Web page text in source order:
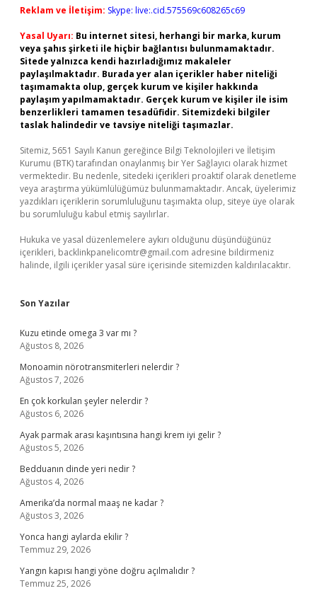
Reklam ve İletişim: Skype: live:.cid.575569c608265c69
Yasal Uyarı: Bu internet sitesi, herhangi bir marka, kurum
veya şahıs şirketi ile hiçbir bağlantısı bulunmamaktadır.
Sitede yalnızca kendi hazırladığımız makaleler
paylaşılmaktadır. Burada yer alan içerikler haber niteliği
taşımamakta olup, gerçek kurum ve kişiler hakkında
paylaşım yapılmamaktadır. Gerçek kurum ve kişiler ile isim
benzerlikleri tamamen tesadüfidir. Sitemizdeki bilgiler
taslak halindedir ve tavsiye niteliği taşımazlar.
Sitemiz, 5651 Sayılı Kanun gereğince Bilgi Teknolojileri ve İletişim
Kurumu (BTK) tarafından onaylanmış bir Yer Sağlayıcı olarak hizmet
vermektedir. Bu nedenle, sitedeki içerikleri proaktif olarak denetleme
veya araştırma yükümlülüğümüz bulunmamaktadır. Ancak, üyelerimiz
yazdıkları içeriklerin sorumluluğunu taşımakta olup, siteye üye olarak
bu sorumluluğu kabul etmiş sayılırlar.
Hukuka ve yasal düzenlemelere aykırı olduğunu düşündüğünüz
içerikleri, backlinkpanelicomtr@gmail.com adresine bildirmeniz
halinde, ilgili içerikler yasal süre içerisinde sitemizden kaldırılacaktır.
Son Yazılar
Kuzu etinde omega 3 var mı ?
Ağustos 8, 2026
Monoamin nörotransmiterleri nelerdir ?
Ağustos 7, 2026
En çok korkulan şeyler nelerdir ?
Ağustos 6, 2026
Ayak parmak arası kaşıntısına hangi krem iyi gelir ?
Ağustos 5, 2026
Bedduanın dinde yeri nedir ?
Ağustos 4, 2026
Amerika’da normal maaş ne kadar ?
Ağustos 3, 2026
Yonca hangi aylarda ekilir ?
Temmuz 29, 2026
Yangın kapısı hangi yöne doğru açılmalıdır ?
Temmuz 25, 2026